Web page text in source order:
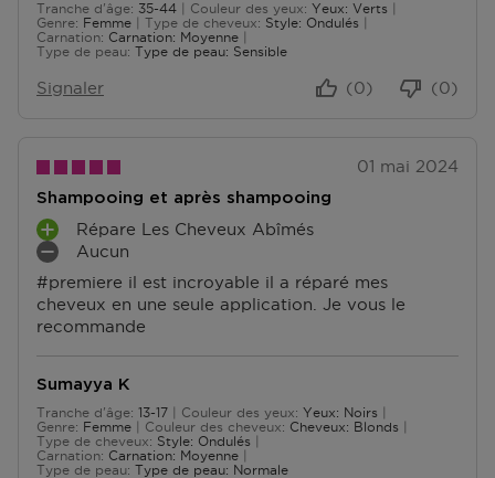
E
S
Tranche d'âge
De 35 à 44 35-44 Couleur des yeux
Yeux: Verts
Genre
Femme Type de cheveux
Style: Ondulés
Carnation
Carnation: Moyenne
Type de peau Type de peau: Sensible
Signaler (0)
(0)
01 mai 2024
Shampooing et après shampooing
#premiere il est incroyable il a réparé mes
cheveux en une seule application. Je vous le
recommande
A
V
A
N
T
E
S
Répare Les Cheveux Abîmés
I
N
C
O
É
N
I
E
Aucun
Sumayya K
Tranche d'âge
De 13 à 17 13-17 Couleur des yeux
Yeux: Noirs
Genre
Femme Couleur des cheveux
Cheveux: Blonds
Type de cheveux
Style: Ondulés
Carnation
Carnation: Moyenne
Type de peau Type de peau: Normale